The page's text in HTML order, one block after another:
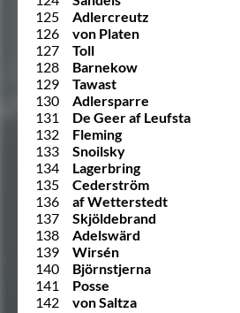
125
Adlercreutz
126
von Platen
127
Toll
128
Barnekow
129
Tawast
130
Adlersparre
131
De Geer af Leufsta
132
Fleming
133
Snoilsky
134
Lagerbring
135
Cederström
136
af Wetterstedt
137
Skjöldebrand
138
Adelswärd
139
Wirsén
140
Björnstjerna
141
Posse
142
von Saltza